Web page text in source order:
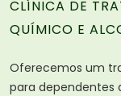
CLÍNICA DE
QUÍMICO E
Oferecemos um
para dependentes